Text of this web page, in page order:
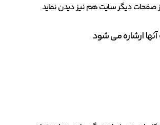
از صفحات دیگر سایت هم نیز دیدن نماید
آنها ارشاره می شود